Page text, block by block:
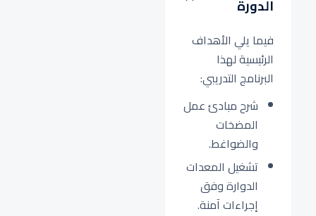
الدورة
فيما يلي الأهداف
الرئيسية لهذا
البرنامج التدريبي:
شرح مبادئ عمل
المضخات
والضواغط.
تشغيل المعدات
الدوارة وفق
إجراءات آمنة.